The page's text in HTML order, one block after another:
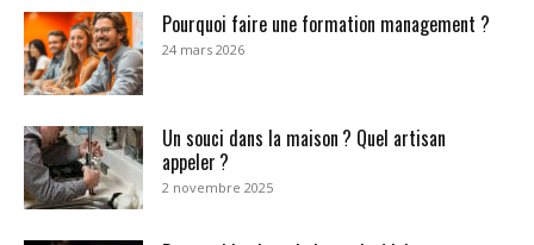
Pourquoi faire une formation management ?
24 mars 2026
Un souci dans la maison ? Quel artisan
appeler ?
2 novembre 2025